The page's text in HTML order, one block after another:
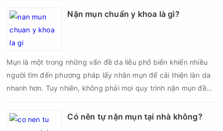
đủ các bước vô khuẩn và chăm sóc sau điều trị.
Nặn mụn chuẩn y khoa là gì?
Mụn là một trong những vấn đề da liễu phổ biến khiến nhiều
người tìm đến phương pháp lấy nhân mụn để cải thiện làn da
nhanh hơn. Tuy nhiên, không phải mọi quy trình nặn mụn đều
sai kỹ thuật hoặc lấy nhân mụn không đúng thời điểm, làn da
Có nên tự nặn mụn tại nhà không?